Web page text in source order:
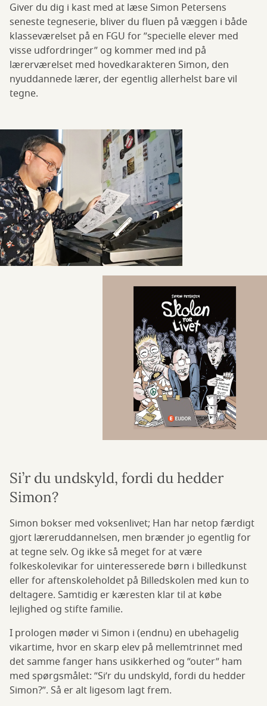
Giver du dig i kast med at læse Simon Petersens
seneste tegneserie, bliver du fluen på væggen i både
klasseværelset på en FGU for ”specielle elever med
visse udfordringer” og kommer med ind på
lærerværelset med hovedkarakteren Simon, den
nyuddannede lærer, der egentlig allerhelst bare vil
tegne.
Si’r du undskyld, fordi du hedder
Simon?
Simon bokser med voksenlivet; Han har netop færdigt
gjort læreruddannelsen, men brænder jo egentlig for
at tegne selv. Og ikke så meget for at være
folkeskolevikar for uinteresserede børn i billedkunst
eller for aftenskoleholdet på Billedskolen med kun to
deltagere. Samtidig er kæresten klar til at købe
lejlighed og stifte familie.
I prologen møder vi Simon i (endnu) en ubehagelig
vikartime, hvor en skarp elev på mellemtrinnet med
det samme fanger hans usikkerhed og ”outer” ham
med spørgsmålet: ”Si’r du undskyld, fordi du hedder
Simon?”. Så er alt ligesom lagt frem.